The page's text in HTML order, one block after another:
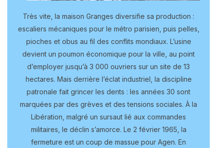
Très vite, la maison Granges diversifie sa production :
escaliers mécaniques pour le métro parisien, puis pelles,
pioches et obus au fil des conflits mondiaux. L’usine
devient un poumon économique pour la ville, au point
d’employer jusqu’à 3 000 ouvriers sur un site de 13
hectares. Mais derrière l’éclat industriel, la discipline
patronale fait grincer les dents : les années 30 sont
marquées par des grèves et des tensions sociales. À la
Libération, malgré un sursaut lié aux commandes
militaires, le déclin s’amorce. Le 2 février 1965, la
fermeture est un coup de massue pour Agen. En